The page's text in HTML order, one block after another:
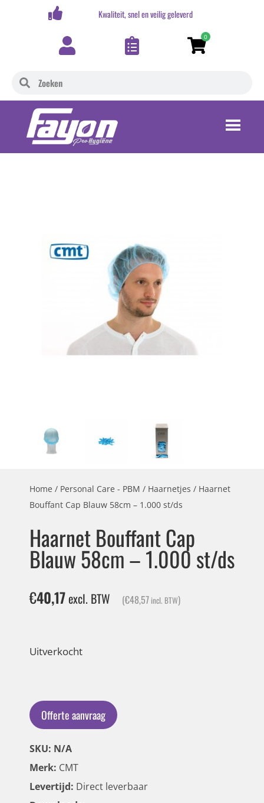
Kwaliteit, snel en veilig geleverd
0
Home / Personal Care - PBM / Haarnetjes / Haarnet
Bouffant Cap Blauw 58cm – 1.000 st/ds
Haarnet Bouffant Cap
Blauw 58cm – 1.000 st/ds
€40,17excl. BTW (€48,57 incl. BTW)
Uitverkocht
Offerte aanvraag
SKU: N/A
Merk: CMT
Levertijd: Direct leverbaar